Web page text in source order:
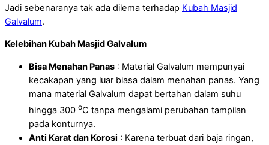
Jadi sebenaranya tak ada dilema terhadap Kubah Masjid
Galvalum.
Kelebihan Kubah Masjid Galvalum
Bisa Menahan Panas : Material Galvalum mempunyai
kecakapan yang luar biasa dalam menahan panas. Yang
mana material Galvalum dapat bertahan dalam suhu
hingga 300 oC tanpa mengalami perubahan tampilan
pada konturnya.
Anti Karat dan Korosi : Karena terbuat dari baja ringan,